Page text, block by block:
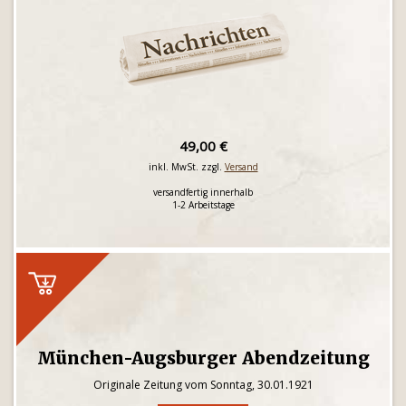
49,00 €
inkl. MwSt. zzgl. Versand
versandfertig innerhalb
1-2 Arbeitstage
München-Augsburger Abendzeitung
Originale Zeitung vom Sonntag, 30.01.1921